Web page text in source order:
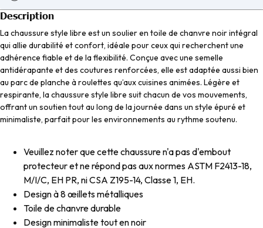
Description
La chaussure style libre est un soulier en toile de chanvre noir intégral
qui allie durabilité et confort, idéale pour ceux qui recherchent une
adhérence fiable et de la flexibilité. Conçue avec une semelle
antidérapante et des coutures renforcées, elle est adaptée aussi bien
au parc de planche à roulettes qu’aux cuisines animées. Légère et
respirante, la chaussure style libre suit chacun de vos mouvements,
offrant un soutien tout au long de la journée dans un style épuré et
minimaliste, parfait pour les environnements au rythme soutenu.
Veuillez noter que cette chaussure n'a pas d'embout
protecteur et ne répond pas aux normes ASTM F2413-18,
M/I/C, EH PR, ni CSA Z195-14, Classe 1, EH.
Design à 8 œillets métalliques
Toile de chanvre durable
Design minimaliste tout en noir